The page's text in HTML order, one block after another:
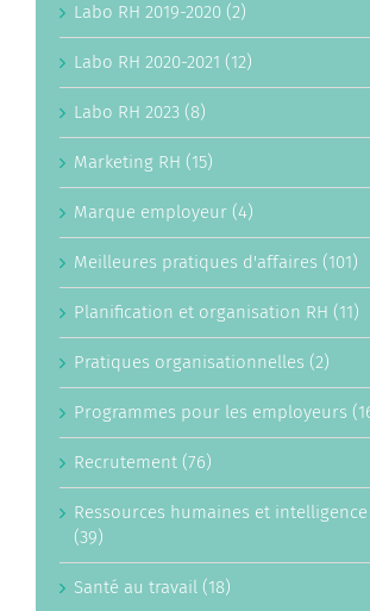
Labo RH 2019-2020 (2)
Labo RH 2020-2021 (12)
Labo RH 2023 (8)
Marketing RH (15)
Marque employeur (4)
Meilleures pratiques d'affaires (101)
Planification et organisation RH (11)
Pratiques organisationnelles (2)
Programmes pour les employeurs
Recrutement (76)
Ressources humaines et
(39)
Santé au travail (18)